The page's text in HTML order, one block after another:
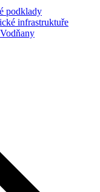
podklady
infrastruktuře